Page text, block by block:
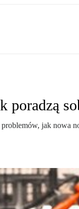
poradzą
jak nowa